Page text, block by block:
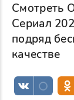
Смотреть
Сериал
подряд
качестве